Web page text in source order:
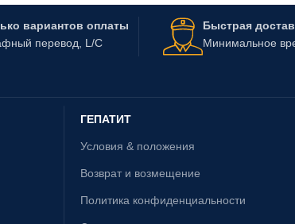
вариантов оплаты
перевод, L/C
Быстрая
Минимальное
ГЕПАТИТ
Условия & положения
Возврат и возмещение
Политика конфиденциальности